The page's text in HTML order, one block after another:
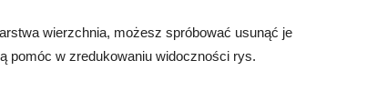
wierzchnia, możesz spróbować usunąć je
pomóc w zredukowaniu widoczności rys.